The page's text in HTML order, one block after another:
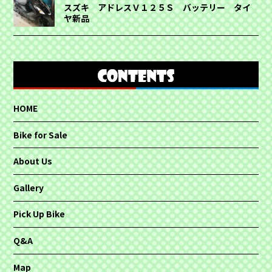
スズキ アドレスＶ１２５Ｓ バッテリー タイ
ヤ新品
HOME
Bike for Sale
About Us
Gallery
Pick Up Bike
Q&A
Map